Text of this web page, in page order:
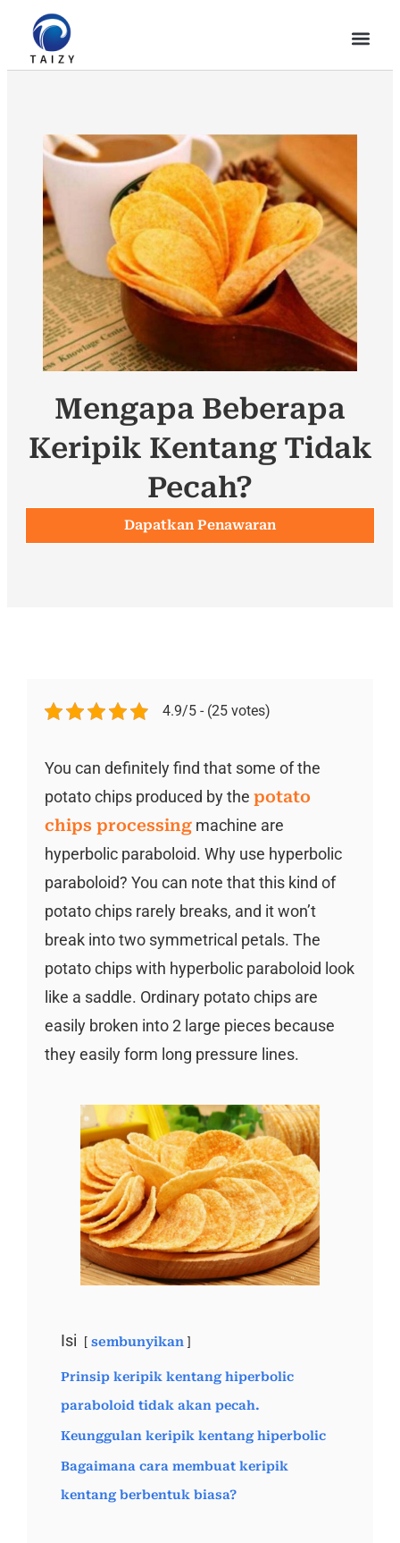
Mengapa Beberapa
Keripik Kentang Tidak
Pecah?
Dapatkan Penawaran
4.9/5 - (25 votes)
You can definitely find that some of the
potato chips produced by the potato
chips processingmachine are
hyperbolic paraboloid. Why use hyperbolic
paraboloid? You can note that this kind of
potato chips rarely breaks, and it won’t
break into two symmetrical petals. The
potato chips with hyperbolic paraboloid look
like a saddle. Ordinary potato chips are
easily broken into 2 large pieces because
they easily form long pressure lines.
Isi sembunyikan
Prinsip keripik kentang hiperbolic
paraboloid tidak akan pecah.
Keunggulan keripik kentang hiperbolic
Bagaimana cara membuat keripik
kentang berbentuk biasa?